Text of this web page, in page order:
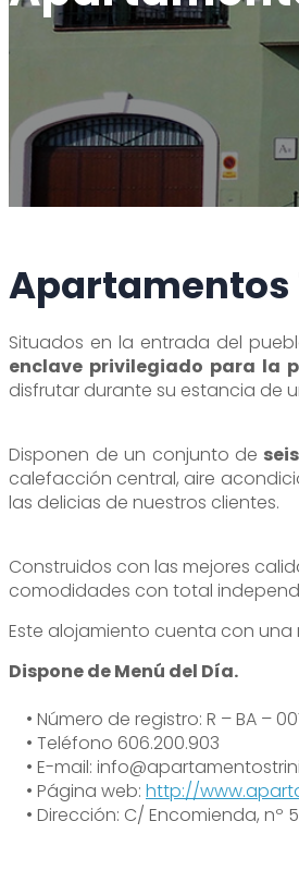
Alange es patrimonio de la
Alange es destino familiar
Alange es deporte
Teléfono de interés
Paseo del Bañista
Rincones con encanto
Situados en la entrada del
enclave privilegiado para la
disfrutar durante su estancia de
Disponen de un conjunto de
calefacción central, aire
las delicias de nuestros clientes.
Construidos con las mejores
comodidades con total
Este alojamiento cuenta con
Dispone de Menú del Día.
• Número de registro: R – BA –
• Teléfono 606.200.903
• E-mail:
• Página web: http://
• Dirección: C/ Encomienda, nº